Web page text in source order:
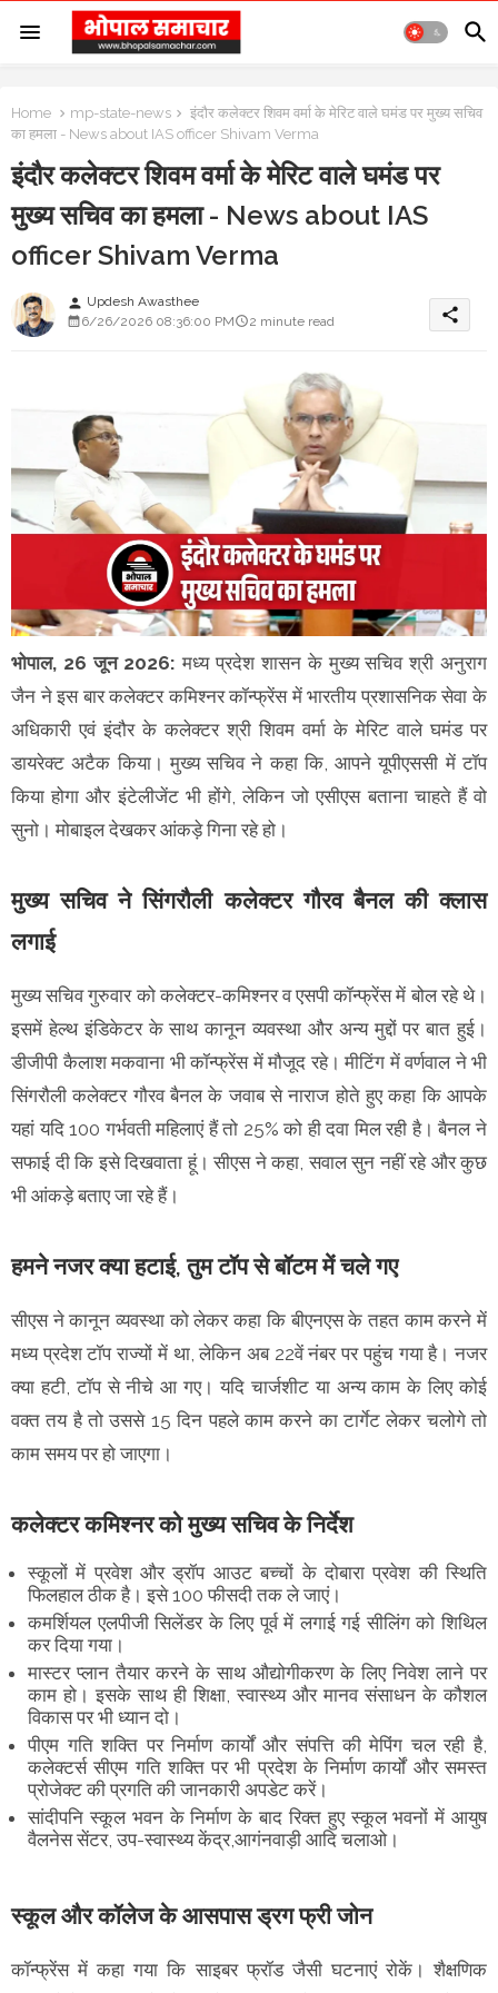
Home mp-state-news
इंदौर कलेक्टर शिवम वर्मा के मेरिट वाले घमंड पर मुख्य सचिव
का हमला - News about IAS officer Shivam Verma
इंदौर कलेक्टर शिवम वर्मा के मेरिट वाले घमंड पर
मुख्य सचिव का हमला - News about IAS
officer Shivam Verma
person Updesh Awasthee
6/26/2026 08:36:00 PM
2 minute read share
भोपाल, 26 जून 2026: मध्य प्रदेश शासन के मुख्य सचिव श्री अनुराग
जैन ने इस बार कलेक्टर कमिश्नर कॉन्फ्रेंस में भारतीय प्रशासनिक सेवा के
अधिकारी एवं इंदौर के कलेक्टर श्री शिवम वर्मा के मेरिट वाले घमंड पर
डायरेक्ट अटैक किया। मुख्य सचिव ने कहा कि, आपने यूपीएससी में टॉप
किया होगा और इंटेलीजेंट भी होंगे, लेकिन जो एसीएस बताना चाहते हैं वो
सुनो। मोबाइल देखकर आंकड़े गिना रहे हो।
मुख्य सचिव ने सिंगरौली कलेक्टर गौरव बैनल की क्लास
लगाई
मुख्य सचिव गुरुवार को कलेक्टर-कमिश्नर व एसपी कॉन्फ्रेंस में बोल रहे थे।
इसमें हेल्थ इंडिकेटर के साथ कानून व्यवस्था और अन्य मुद्दों पर बात हुई।
डीजीपी कैलाश मकवाना भी कॉन्फ्रेंस में मौजूद रहे। मीटिंग में वर्णवाल ने भी
सिंगरौली कलेक्टर गौरव बैनल के जवाब से नाराज होते हुए कहा कि आपके
यहां यदि 100 गर्भवती महिलाएं हैं तो 25% को ही दवा मिल रही है। बैनल ने
सफाई दी कि इसे दिखवाता हूं। सीएस ने कहा, सवाल सुन नहीं रहे और कुछ
भी आंकड़े बताए जा रहे हैं।
हमने नजर क्या हटाई, तुम टॉप से बॉटम में चले गए
सीएस ने कानून व्यवस्था को लेकर कहा कि बीएनएस के तहत काम करने में
मध्य प्रदेश टॉप राज्यों में था, लेकिन अब 22वें नंबर पर पहुंच गया है। नजर
क्या हटी, टॉप से नीचे आ गए। यदि चार्जशीट या अन्य काम के लिए कोई
वक्त तय है तो उससे 15 दिन पहले काम करने का टार्गेट लेकर चलोगे तो
काम समय पर हो जाएगा।
कलेक्टर कमिश्नर को मुख्य सचिव के निर्देश
स्कूलों में प्रवेश और ड्रॉप आउट बच्चों के दोबारा प्रवेश की स्थिति
फिलहाल ठीक है। इसे 100 फीसदी तक ले जाएं।
कमर्शियल एलपीजी सिलेंडर के लिए पूर्व में लगाई गई सीलिंग को शिथिल
कर दिया गया।
मास्टर प्लान तैयार करने के साथ औद्योगीकरण के लिए निवेश लाने पर
काम हो। इसके साथ ही शिक्षा, स्वास्थ्य और मानव संसाधन के कौशल
विकास पर भी ध्यान दो।
पीएम गति शक्ति पर निर्माण कार्यों और संपत्ति की मेपिंग चल रही है,
कलेक्टर्स सीएम गति शक्ति पर भी प्रदेश के निर्माण कार्यों और समस्त
प्रोजेक्ट की प्रगति की जानकारी अपडेट करें।
सांदीपनि स्कूल भवन के निर्माण के बाद रिक्त हुए स्कूल भवनों में आयुष
वैलनेस सेंटर, उप-स्वास्थ्य केंद्र,आगंनवाड़ी आदि चलाओ।
स्कूल और कॉलेज के आसपास ड्रग फ्री जोन
कॉन्फ्रेंस में कहा गया कि साइबर फ्रॉड जैसी घटनाएं रोकें। शैक्षणिक